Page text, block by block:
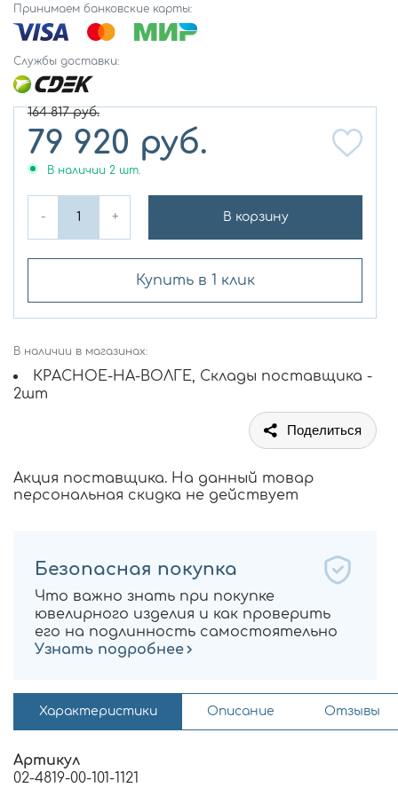
Принимаем банковские карты:
Службы доставки:
164 817руб.
79 920 руб.
В наличии 2 шт.
- + В корзину
Купить в 1 клик
В наличии в магазинах:
КРАСНОЕ-НА-ВОЛГЕ, Склады поставщика -
2шт
Поделиться
Акция поставщика. На данный товар
персональная скидка не действует
Безопасная покупка
Что важно знать при покупке
ювелирного изделия и как проверить
его на подлинность самостоятельно
Узнать подробнее
Характеристики Описание Отзывы
Артикул
02-4819-00-101-1121